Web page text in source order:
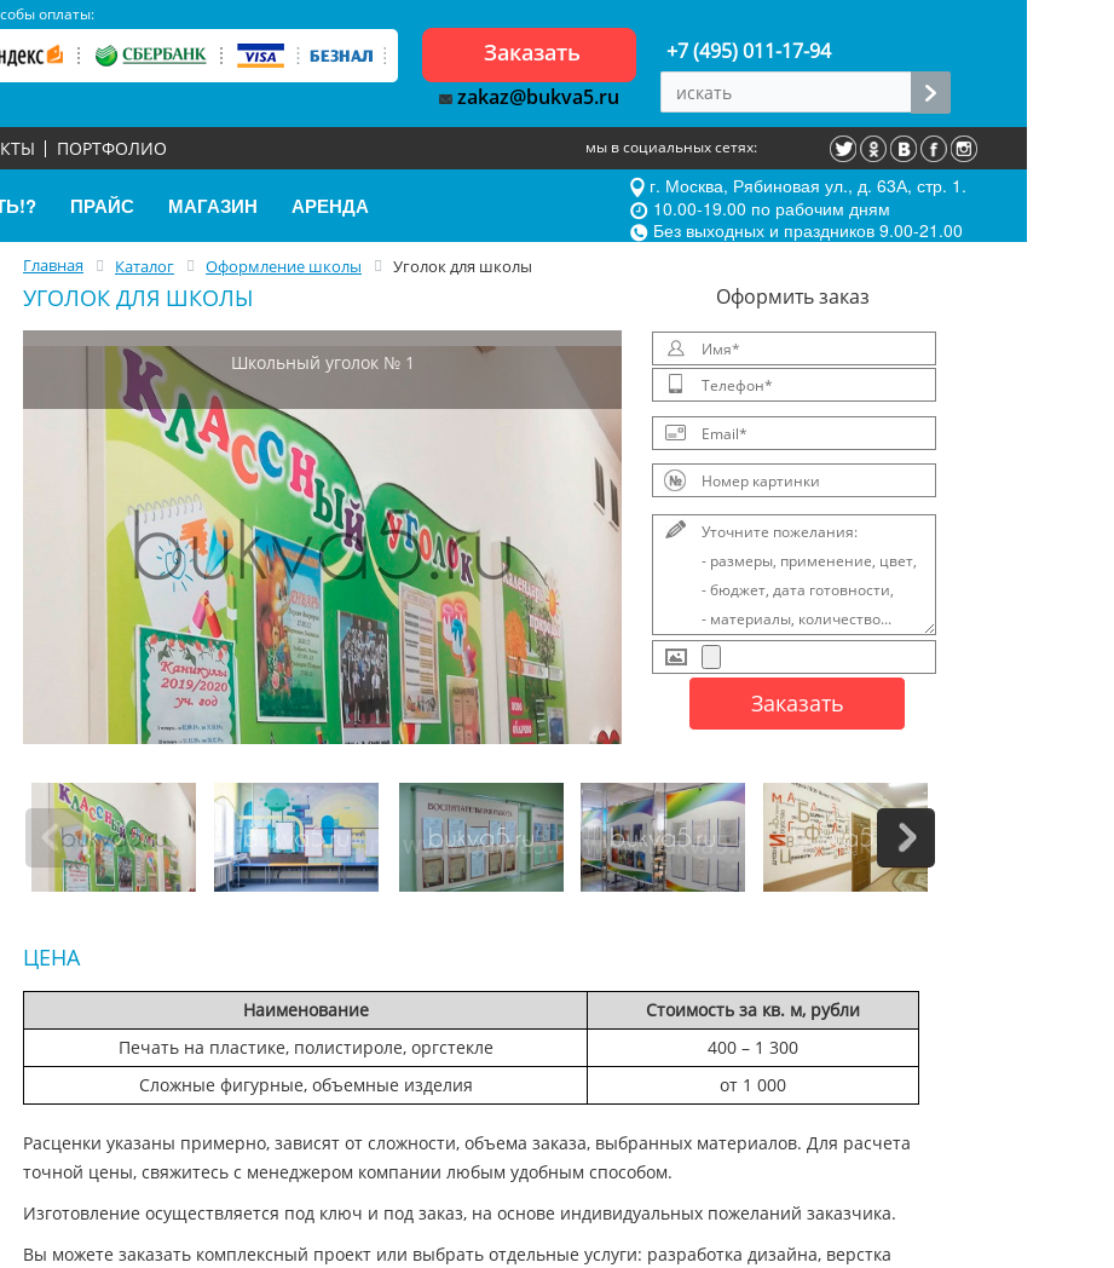
оплаты:
Заказать
zakaz@bukva5.ru
+7 (495) 011-17-94
ПОРТФОЛИО мы в социальных сетях:
ПРАЙС МАГАЗИН АРЕНДА
г. Москва, Рябиновая ул., д. 63А, стр. 1.
10.00-19.00 по рабочим дням
Без выходных и праздников 9.00-21.00
Главная Каталог Оформление школы Уголок для школы
УГОЛОК ДЛЯ ШКОЛЫ
Школьный уголок № 1
Oформить заказ
ЦЕНА
Наименование
Стоимость за кв. м, рубли
Печать на пластике, полистироле, оргстекле
400 – 1 300
Сложные фигурные, объемные изделия
от 1 000
Расценки указаны примерно, зависят от сложности, объема заказа, выбранных материалов. Для расчета
точной цены, свяжитесь с менеджером компании любым удобным способом.
Изготовление осуществляется под ключ и под заказ, на основе индивидуальных пожеланий заказчика.
Вы можете заказать комплексный проект или выбрать отдельные услуги: разработка дизайна, верстка